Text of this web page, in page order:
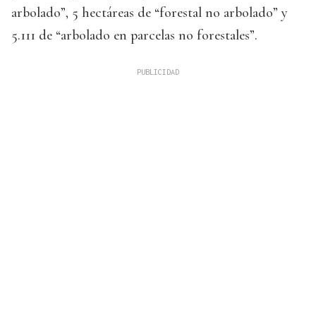
arbolado”, 5 hectáreas de “forestal no arbolado” y
5.111 de “arbolado en parcelas no forestales”.